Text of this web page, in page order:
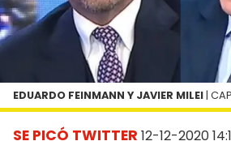
SE PICÓ TWITTER 12-12-2020
EDUARDO FEINMANN Y JAVIER MILEI |